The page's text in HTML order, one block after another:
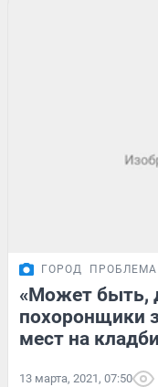
ГОРОД ПРОБЛЕМА
«Может быть,
похоронщики
мест на
13 марта, 2021, 07:50